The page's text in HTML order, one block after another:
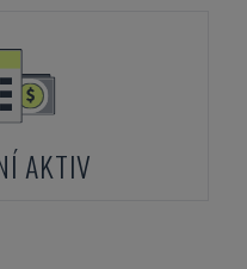
AKTIV